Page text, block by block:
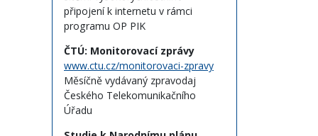
připojení k internetu v rámci
programu OP PIK
ČTÚ: Monitorovací zprávy
www.ctu.cz/monitorovaci-zpravy
Měsíčně vydávaný zpravodaj
Českého Telekomunikačního
Úřadu